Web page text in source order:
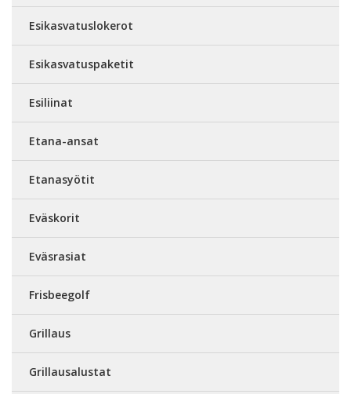
Esikasvatuslokerot
Esikasvatuspaketit
Esiliinat
Etana-ansat
Etanasyötit
Eväskorit
Eväsrasiat
Frisbeegolf
Grillaus
Grillausalustat